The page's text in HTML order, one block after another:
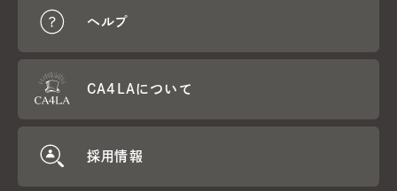
ヘルプ
CA4LAについて
採用情報